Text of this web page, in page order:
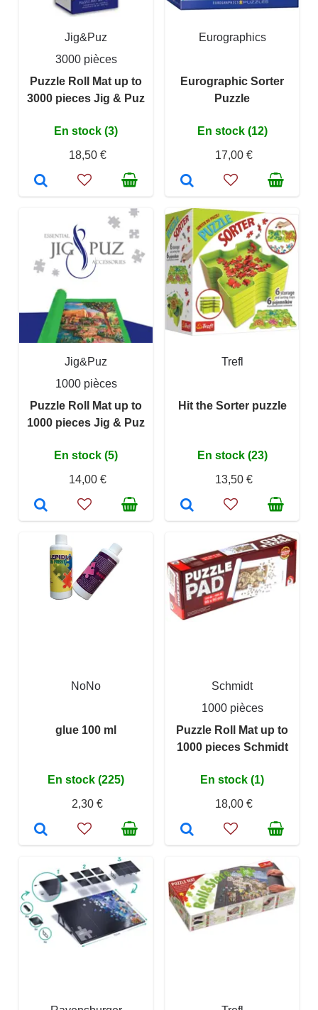
Jig&Puz
3000 pièces
Puzzle Roll Mat up to
3000 pieces Jig & Puz
En stock (3)
18,50 €
Eurographics
Eurographic Sorter
Puzzle
En stock (12)
17,00 €
Jig&Puz
1000 pièces
Puzzle Roll Mat up to
1000 pieces Jig & Puz
En stock (5)
14,00 €
Trefl
Hit the Sorter puzzle
En stock (23)
13,50 €
NoNo
glue 100 ml
En stock (225)
2,30 €
Schmidt
1000 pièces
Puzzle Roll Mat up to
1000 pieces Schmidt
En stock (1)
18,00 €